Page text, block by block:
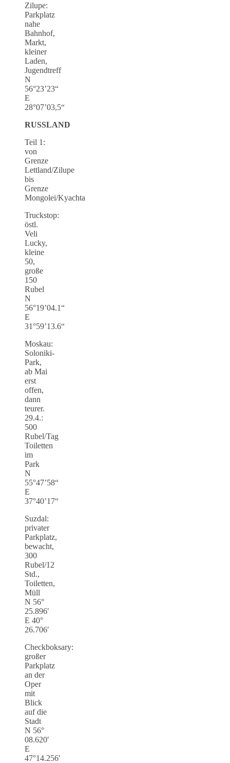
Zilupe:
Parkplatz
nahe
Bahnhof,
Markt,
kleiner
Laden,
Jugendtreff
N
56°23’23“
E
28°07’03,5“
RUSSLAND
Teil 1:
von
Grenze
Lettland/Zilupe
bis
Grenze
Mongolei/Kyachta
Truckstop:
östl.
Veli
Lucky,
kleine
50,
große
150
Rubel
N
56°19’04.1“
E
31°59’13.6“
Moskau:
Soloniki-
Park,
ab Mai
erst
offen,
dann
teurer.
29.4.:
500
Rubel/Tag
Toiletten
im
Park
N
55°47’58“
E
37°40’17“
Suzdal:
privater
Parkplatz,
bewacht,
300
Rubel/12
Std.,
Toiletten,
Müll
N 56°
25.896′
E 40°
26.706′
Checkboksary:
großer
Parkplatz
an der
Oper
mit
Blick
auf die
Stadt
N 56°
08.620′
E
47°14.256′